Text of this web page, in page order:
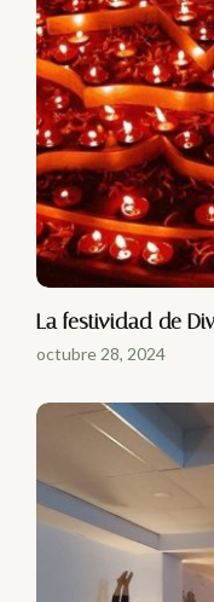
La festividad de
octubre 28, 2024